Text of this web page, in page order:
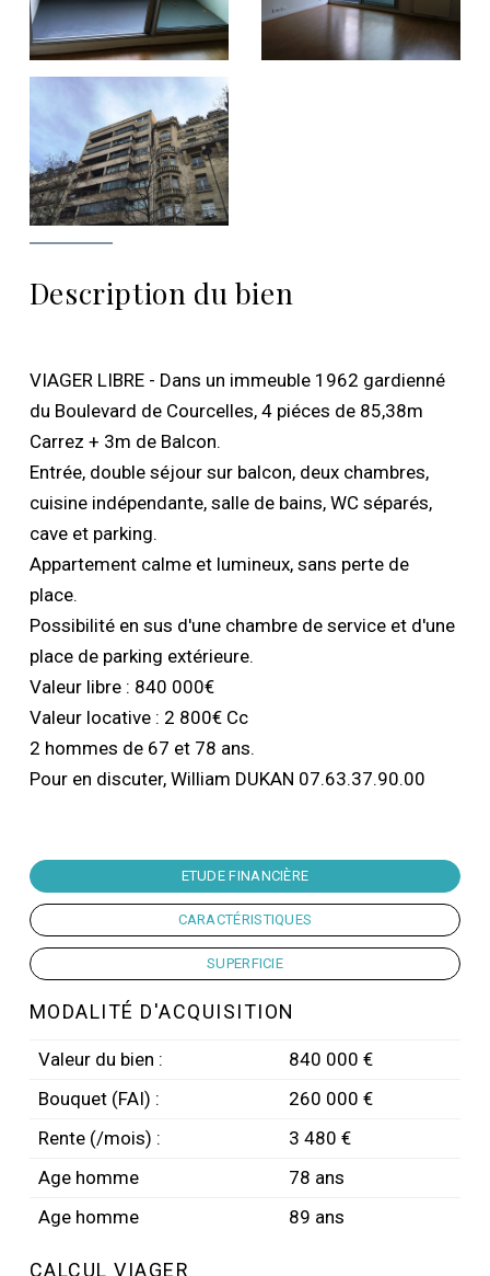
Description du bien
VIAGER LIBRE - Dans un immeuble 1962 gardienné
du Boulevard de Courcelles, 4 piéces de 85,38m
Carrez + 3m de Balcon.
Entrée, double séjour sur balcon, deux chambres,
cuisine indépendante, salle de bains, WC séparés,
cave et parking.
Appartement calme et lumineux, sans perte de
place.
Possibilité en sus d'une chambre de service et d'une
place de parking extérieure.
Valeur libre : 840 000€
Valeur locative : 2 800€ Cc
2 hommes de 67 et 78 ans.
Pour en discuter, William DUKAN 07.63.37.90.00
ETUDE FINANCIÈRE
CARACTÉRISTIQUES
SUPERFICIE
MODALITÉ D'ACQUISITION
Valeur du bien :
840 000 €
Bouquet (FAI) :
260 000 €
Rente (/mois) :
3 480 €
Age homme
78 ans
Age homme
89 ans
CALCUL VIAGER